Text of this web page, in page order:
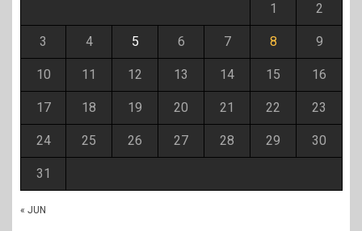
« JUN
1 2
3 4 5 6 7 8 9
10 11 12 13 14 15 16
17 18 19 20 21 22 23
24 25 26 27 28 29 30
31